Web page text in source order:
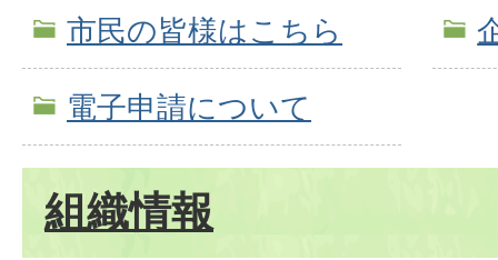
市民の皆様はこちら
電子申請について
組織情報